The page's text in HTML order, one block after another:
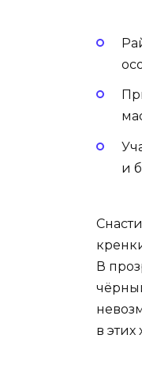
и
В
в этих